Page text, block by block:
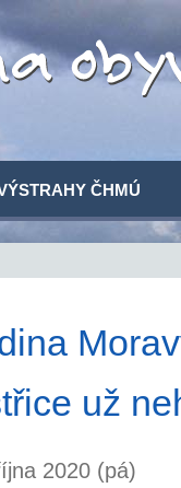
ČHMÚ
už
2020 (pá)